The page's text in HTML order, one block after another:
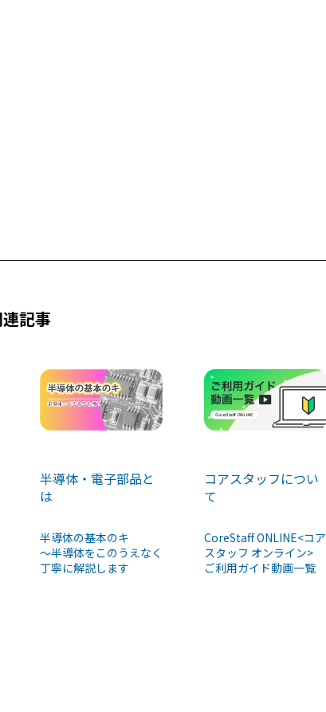
記事
半導体・電子部品と
は
半導体の基本のキ
〜半導体をこのうえなく
丁寧に解説します
コアスタッフについ
て
CoreStaff ONLINE<コア
スタッフ オンライン>
ご利用ガイド動画一覧